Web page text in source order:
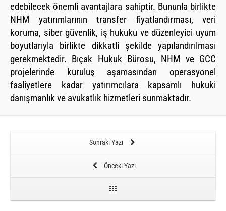
edebilecek önemli avantajlara sahiptir. Bununla birlikte
NHM yatırımlarının transfer fiyatlandırması, veri
koruma, siber güvenlik, iş hukuku ve düzenleyici uyum
boyutlarıyla birlikte dikkatli şekilde yapılandırılması
gerekmektedir. Bıçak Hukuk Bürosu, NHM ve GCC
projelerinde kuruluş aşamasından operasyonel
faaliyetlere kadar yatırımcılara kapsamlı hukuki
danışmanlık ve avukatlık hizmetleri sunmaktadır.
Sonraki Yazı
Önceki Yazı